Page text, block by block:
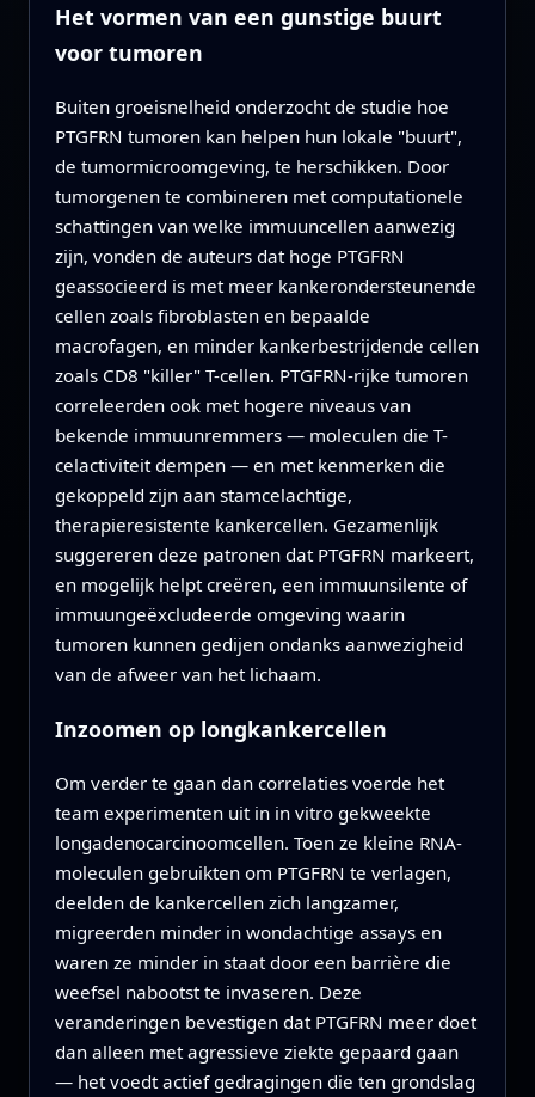
Het vormen van een gunstige buurt
voor tumoren
Buiten groeisnelheid onderzocht de studie hoe
PTGFRN tumoren kan helpen hun lokale "buurt",
de tumormicroomgeving, te herschikken. Door
tumorgenen te combineren met computationele
schattingen van welke immuuncellen aanwezig
zijn, vonden de auteurs dat hoge PTGFRN
geassocieerd is met meer kankerondersteunende
cellen zoals fibroblasten en bepaalde
macrofagen, en minder kankerbestrijdende cellen
zoals CD8 "killer" T-cellen. PTGFRN-rijke tumoren
correleerden ook met hogere niveaus van
bekende immuunremmers — moleculen die T-
celactiviteit dempen — en met kenmerken die
gekoppeld zijn aan stamcelachtige,
therapieresistente kankercellen. Gezamenlijk
suggereren deze patronen dat PTGFRN markeert,
en mogelijk helpt creëren, een immuunsilente of
immuungeëxcludeerde omgeving waarin
tumoren kunnen gedijen ondanks aanwezigheid
van de afweer van het lichaam.
Inzoomen op longkankercellen
Om verder te gaan dan correlaties voerde het
team experimenten uit in in vitro gekweekte
longadenocarcinoomcellen. Toen ze kleine RNA-
moleculen gebruikten om PTGFRN te verlagen,
deelden de kankercellen zich langzamer,
migreerden minder in wondachtige assays en
waren ze minder in staat door een barrière die
weefsel nabootst te invaseren. Deze
veranderingen bevestigen dat PTGFRN meer doet
dan alleen met agressieve ziekte gepaard gaan
— het voedt actief gedragingen die ten grondslag